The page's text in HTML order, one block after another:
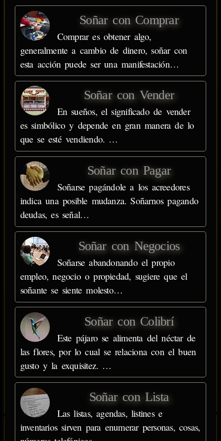
Soñar con Comprar
Comprar es obtener algo,
generalmente a cambio de dinero, soñar con
esta acción puede ser una manifestación…
Soñar con Vender
En sueños, el significado de vender
es simbólico y depende en gran manera de lo
que se esté vendiendo. …
Soñar con Pagar
Soñarse pagándole a los acreedores
indica una posible mudanza. Soñarnos pagando
deudas, es señal…
Soñar con Negocios
Soñarse abandonando el propio
empleo, negocio o propiedad, sugiere que el
soñante se siente molesto…
Soñar con Colibrí
Este pájaro se alimenta del néctar de
las flores, por lo cual se relaciona con el buen
gusto y la exquisitez. …
Soñar con Lista
Las listas, agendas, listines e
inventarios sirven para enumerar personas, cosas,